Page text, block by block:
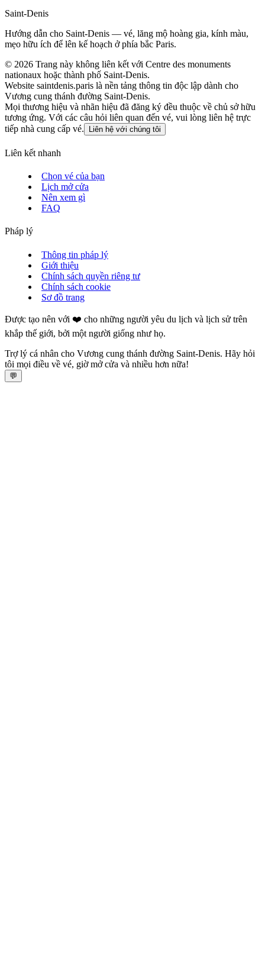
Saint‑Denis
Hướng dẫn cho Saint‑Denis — vé, lăng mộ hoàng gia, kính màu,
mẹo hữu ích để lên kế hoạch ở phía bắc Paris.
© 2026 Trang này không liên kết với Centre des monuments
nationaux hoặc thành phố Saint‑Denis.
Website saintdenis.paris là nền tảng thông tin độc lập dành cho
Vương cung thánh đường Saint‑Denis.
Mọi thương hiệu và nhãn hiệu đã đăng ký đều thuộc về chủ sở hữu
tương ứng. Với các câu hỏi liên quan đến vé, vui lòng liên hệ trực
tiếp nhà cung cấp vé.
Liên hệ với chúng tôi
Liên kết nhanh
Chọn vé của bạn
Lịch mở cửa
Nên xem gì
FAQ
Pháp lý
Thông tin pháp lý
Giới thiệu
Chính sách quyền riêng tư
Chính sách cookie
Sơ đồ trang
Được tạo nên với ❤️ cho những người yêu du lịch và lịch sử trên
khắp thế giới, bởi một người giống như họ.
Trợ lý cá nhân cho Vương cung thánh đường Saint‑Denis. Hãy hỏi
tôi mọi điều về vé, giờ mở cửa và nhiều hơn nữa!
💬